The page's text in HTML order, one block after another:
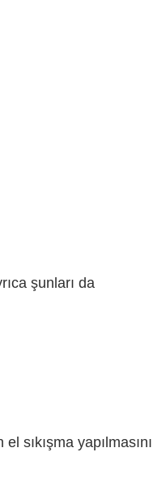
şunları da
sıkışma yapılmasını